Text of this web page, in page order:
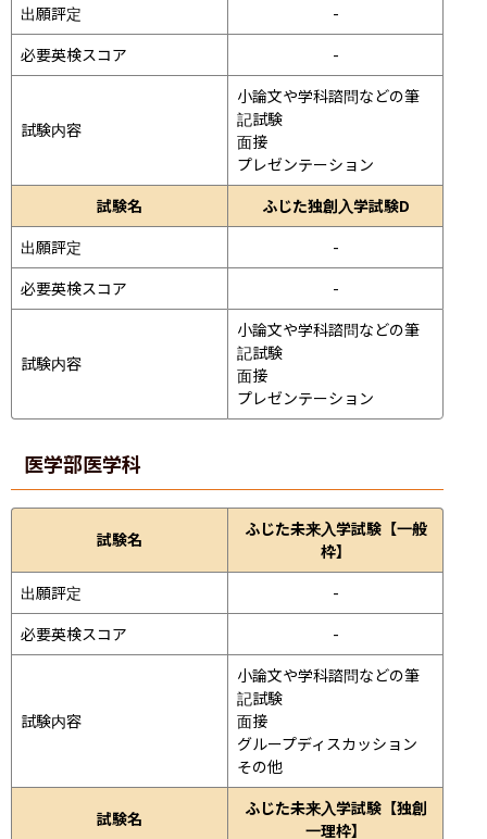
出願評定
-
必要英検スコア
-
試験内容
小論文や学科諮問などの筆
記試験
面接
プレゼンテーション
試験名
ふじた独創入学試験D
出願評定
-
必要英検スコア
-
試験内容
小論文や学科諮問などの筆
記試験
面接
プレゼンテーション
医学部医学科
試験名
ふじた未来入学試験【一般
枠】
出願評定
-
必要英検スコア
-
試験内容
小論文や学科諮問などの筆
記試験
面接
グループディスカッション
その他
試験名
ふじた未来入学試験【独創
一理枠】